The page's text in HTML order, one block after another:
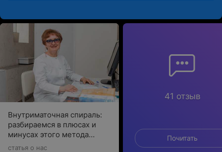
Внутриматочная спираль:
разбираемся в плюсах и
минусах этого метода
контрацепции
статья о нас
41 отзыв
Почитать